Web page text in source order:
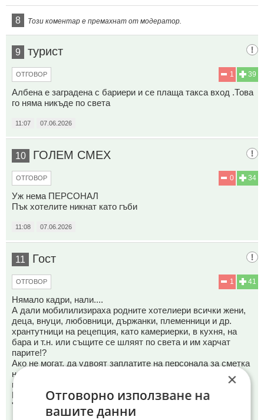
8 Този коментар е премахнат от модератор.
9 турист
39
1
ОТГОВОР
Албена е заградена с бариери и се плаща такса вход .Това
го няма никъде по света
11:07 07.06.2026
10 ГОЛЕМ СМЕХ
34
0
ОТГОВОР
Уж нема ПЕРСОНАЛ
Пък хотелите никнат като гъби
11:08 07.06.2026
11 Гост
41
1
ОТГОВОР
Нямало кадри, нали....
А дали мобилилизираха родните хотелиери всички жени,
деца, внуци, любовници, държанки, племенници и др.
хрантутници на рецепция, като камериерки, в кухня, на
бара и т.н. или същите се шляят по света и им харчат
парите!?
Ако не могат, да удвоят заплатите на персонала за сметка
на издръжката на хрантутниците, нови коли, яхти и т.н. и
много рязко ще се намери персонал!
Вдигайте заплатите, както вдигнахте цените, нали сме в
"клуба на богатите"!?
×
Отговорно използване на
вашите данни